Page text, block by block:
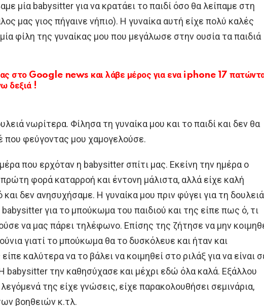
μία babysitter για να κρατάει το παιδί όσο θα λείπαμε στη
μας γιος πήγαινε νήπιο). Η γυναίκα αυτή είχε πολύ καλές
φίλη της γυναίκας μου που μεγάλωσε στην ουσία τα παιδιά
στο Google news και λάβε μέρος για ενα iphone 17
δεξιά !
νωρίτερα. Φίλησα τη γυναίκα μου και το παιδί και δεν θα
που φεύγοντας μου χαμογελούσε.
που ερχόταν η babysitter σπίτι μας. Εκείνη την ημέρα ο
πρώτη φορά καταρροή και έντονη μάλιστα, αλλά είχε καλή
και δεν ανησυχήσαμε. Η γυναίκα μου πριν φύγει για τη δουλειά
για το μπούκωμα του παιδιού και της είπε πως ό, τι
να μας πάρει τηλέφωνο. Επίσης της ζήτησε να μην
γιατί το μπούκωμα θα το δυσκόλευε και ήταν και
καλύτερα να το βάλει να κοιμηθεί στο ριλάξ για να είναι
babysitter την καθησύχασε και μέχρι εδώ όλα καλά. Εξάλλου
της είχε γνώσεις, είχε παρακολουθήσει σεμινάρια,
βοηθειών κ.τλ.